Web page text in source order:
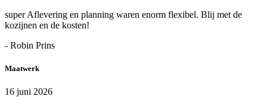
super Aflevering en planning waren enorm flexibel. Blij met de
kozijnen en de kosten!
- Robin Prins
Maatwerk
16 juni 2026